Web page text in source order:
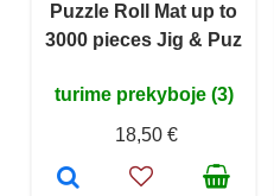
Puzzle Roll Mat up to
3000 pieces Jig & Puz
turime prekyboje (3)
18,50 €